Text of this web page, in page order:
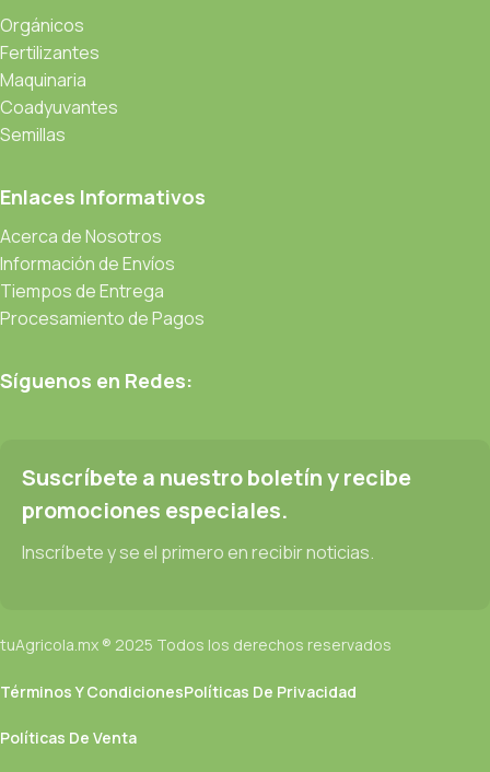
Orgánicos
Fertilizantes
Maquinaria
Coadyuvantes
Semillas
Enlaces Informativos
Acerca de Nosotros
Información de Envíos
Tiempos de Entrega
Procesamiento de Pagos
Síguenos en Redes:
Suscríbete a nuestro boletín y recibe
promociones especiales.
Inscríbete y se el primero en recibir noticias.
tuAgricola.mx ® 2025 Todos los derechos reservados
Términos Y CondicionesPolíticas De Privacidad
Políticas De Venta